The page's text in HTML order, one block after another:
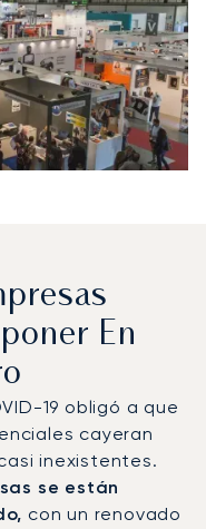
En
19 obligó a que
cayeran
inexistentes.
se están
con un renovado